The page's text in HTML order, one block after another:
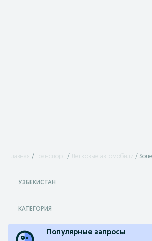
Главная Транспорт Легковые автомобили
УЗБЕКИСТАН
КАТЕГОРИЯ
Популярные запросы